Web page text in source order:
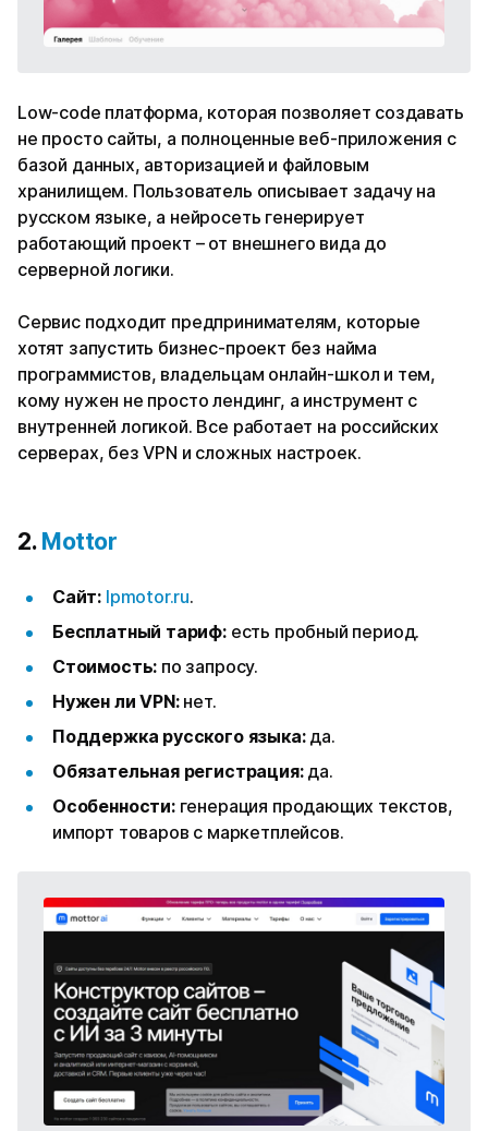
Low-code платформа, которая позволяет создавать
не просто сайты, а полноценные веб-приложения с
базой данных, авторизацией и файловым
хранилищем. Пользователь описывает задачу на
русском языке, а нейросеть генерирует
работающий проект – от внешнего вида до
серверной логики.
Сервис подходит предпринимателям, которые
хотят запустить бизнес-проект без найма
программистов, владельцам онлайн-школ и тем,
кому нужен не просто лендинг, а инструмент с
внутренней логикой. Все работает на российских
серверах, без VPN и сложных настроек.
2. Mottor
Сайт: lpmotor.ru.
Бесплатный тариф: есть пробный период.
Стоимость: по запросу.
Нужен ли VPN:нет.
Поддержка русского языка:да.
Обязательная регистрация: да.
Особенности: генерация продающих текстов,
импорт товаров с маркетплейсов.